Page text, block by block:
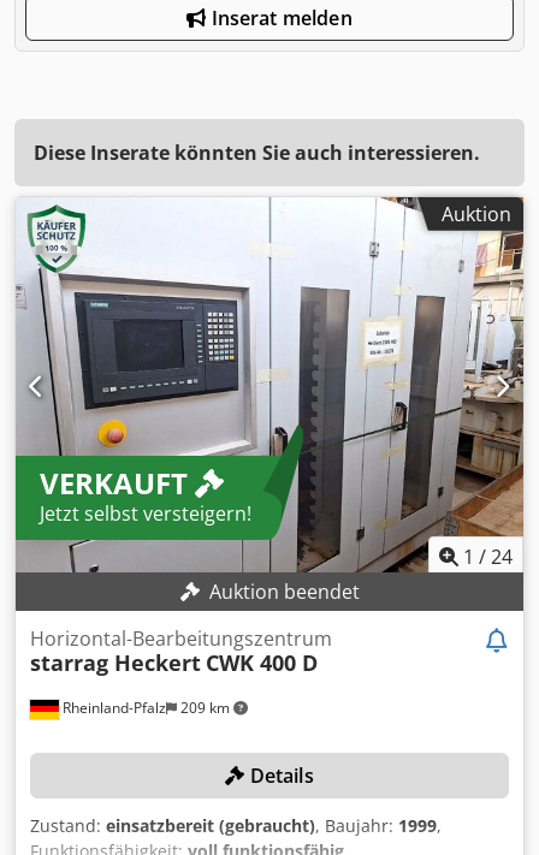
Inserat melden
Diese Inserate könnten Sie auch interessieren.
Auktion
VERKAUFT
Jetzt selbst versteigern!
1 /24
Auktion beendet
Rheinland-Pfalz 209 km
Horizontal-Bearbeitungszentrum
starrag Heckert CWK 400 D
Details
Zustand: einsatzbereit (gebraucht), Baujahr: 1999,